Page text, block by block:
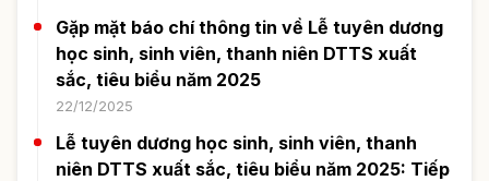
Gặp mặt báo chí thông tin về Lễ tuyên dương
học sinh, sinh viên, thanh niên DTTS xuất
sắc, tiêu biểu năm 2025
22/12/2025
Lễ tuyên dương học sinh, sinh viên, thanh
niên DTTS xuất sắc, tiêu biểu năm 2025: Tiếp